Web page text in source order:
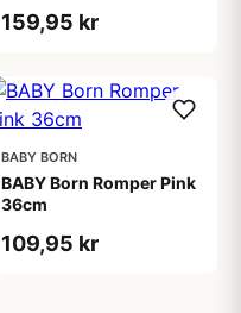
159,95 kr
BABY BORN
BABY Born Romper Pink
36cm
109,95 kr